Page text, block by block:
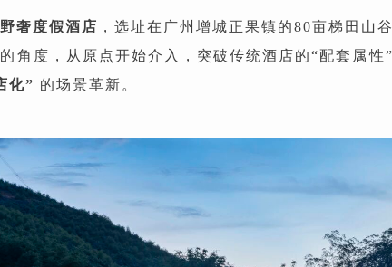
奢度假酒店 ，选址在广州增城正果镇的80亩梯田山
角度，从原点开始介入，突破传统酒店的“配套属性
化” 的场景革新。